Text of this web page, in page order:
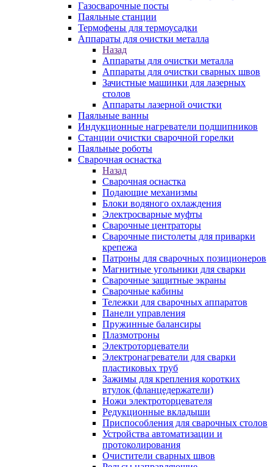
Газосварочные посты
Паяльные станции
Термофены для термоусадки
Аппараты для очистки металла
Назад
Аппараты для очистки металла
Аппараты для очистки сварных швов
Зачистные машинки для лазерных
столов
Аппараты лазерной очистки
Паяльные ванны
Индукционные нагреватели подшипников
Станции очистки сварочной горелки
Паяльные роботы
Сварочная оснастка
Назад
Сварочная оснастка
Подающие механизмы
Блоки водяного охлаждения
Электросварные муфты
Сварочные центраторы
Сварочные пистолеты для приварки
крепежа
Патроны для сварочных позиционеров
Магнитные угольники для сварки
Сварочные защитные экраны
Сварочные кабины
Тележки для сварочных аппаратов
Панели управления
Пружинные балансиры
Плазмотроны
Электроторцеватели
Электронагреватели для сварки
пластиковых труб
Зажимы для крепления коротких
втулок (фланцедержатели)
Ножи электроторцевателя
Редукционные вкладыши
Приспособления для сварочных столов
Устройства автоматизации и
протоколирования
Очистители сварных швов